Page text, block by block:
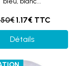
1.17€ TTC
Détails